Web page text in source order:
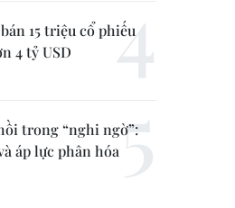
15 triệu cổ phiếu
4 tỷ USD
trong “nghi ngờ”:
áp lực phân hóa